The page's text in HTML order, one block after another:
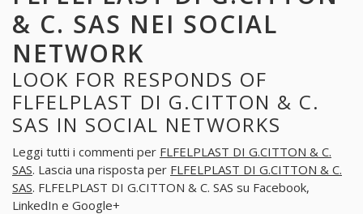
& C. SAS NEI SOCIAL
NETWORK
LOOK FOR RESPONDS OF
FLFELPLAST DI G.CITTON & C.
SAS IN SOCIAL NETWORKS
Leggi tutti i commenti per FLFELPLAST DI G.CITTON & C.
SAS. Lascia una risposta per FLFELPLAST DI G.CITTON & C.
SAS. FLFELPLAST DI G.CITTON & C. SAS su Facebook,
LinkedIn e Google+